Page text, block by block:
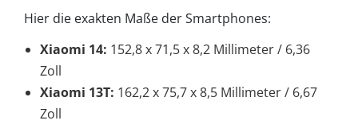
Hier die exakten Maße der Smartphones:
Xiaomi 14: 152,8 x 71,5 x 8,2 Millimeter / 6,36
Zoll
Xiaomi 13T: 162,2 x 75,7 x 8,5 Millimeter / 6,67
Zoll